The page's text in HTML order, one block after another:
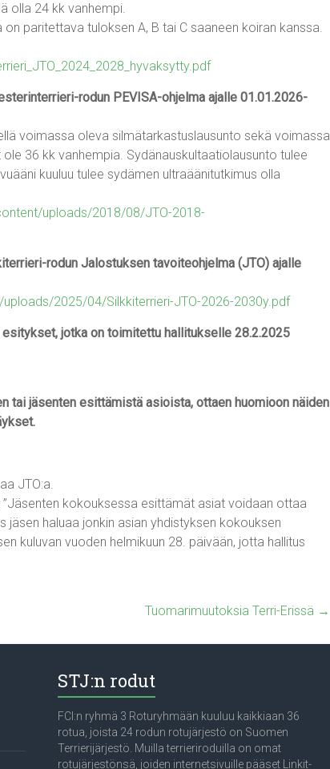
olla 24 kk vanhempi.
paritettava tuloksen A, B tai C saaneen koiran kanssa.
rodun PEVISA-ohjelma ajalle 01.01.2026-
voimassa oleva silmätarkastuslausunto sekä voimassa
36 kk vanhempia. Sydänauskultaatiolausunto tulee
kuuluu tulee sydämen ultraäänitutkimus olla
uploads/2018/08/JTO-2018-
rodun Jalostuksen tavoiteohjelma (JTO) ajalle
2025/04/Silkkiterrieri-JTO-2026-2030y.pdf
jotka on toimitettu hallitukselle 28.2.2025
tai jäsenten esittämistä asioista, ottaen huomioon näiden
JTO:a.
kokouksessa esittämät asiat voidaan ottaa
haluaa jonkin asian yhdistyksen kokouksen
kuluvan vuoden helmikuun 28. päivään, jotta hallitus
Tuomarimuutoksia Terri-Erissä →
STJ:n rodut
FCI:n ryhmä 3 Roturyhmään kuuluu kaikkiaan 36
rotua, joista 24 rodun rotujärjestö on Suomen
Terrierijärjestö. Muilla terrieriroduilla on omat
rotujärjestönsä, joiden internetsivuille pääset Linkit-